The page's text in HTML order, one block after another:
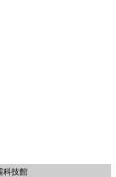
科技館